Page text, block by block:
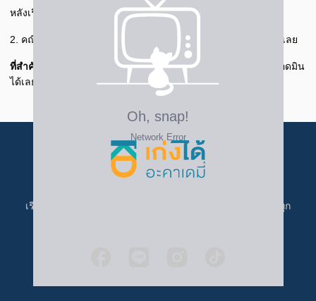
หลังเรียน : คะแนนสอบได้ขึ้นมาก ทำดจทย์ได้ง่ายขึ้น
2. คณิตศาสตร์ : ครูอธิบายเข้าใจ ฟัวครูสอนได้เรื่อย ๆ ไม่น่าเบื่อเลย
ที่สำคัญ
ถ้ามีจุดไหนไม่เข้าใจ สามารถแคปหน้าจอแล้วส่งถามพี่แอดมิน
ได้เลย การเรียนที่นี่ช่วยให้หนูพัฒนาขึ้นจริง ๆ คะแนนก็ดีขึ้น
เรียนที่ เก่งได้ อะคาเดมี่ ราคาเข้าถึงง่าย ครบทุกคอร์ส เก่งได้ทุก